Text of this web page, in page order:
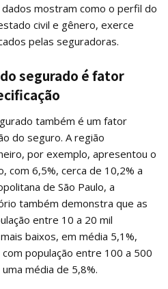
mostram como o perfil do
civil e gênero, exerce
pelas seguradoras.
segurado é fator
também é um fator
do seguro. A região
por exemplo, apresentou o
com 6,5%, cerca de 10,2% a
de São Paulo, a
também demonstra que as
entre 10 a 20 mil
baixos, em média 5,1%,
população entre 100 a 500
média de 5,8%.